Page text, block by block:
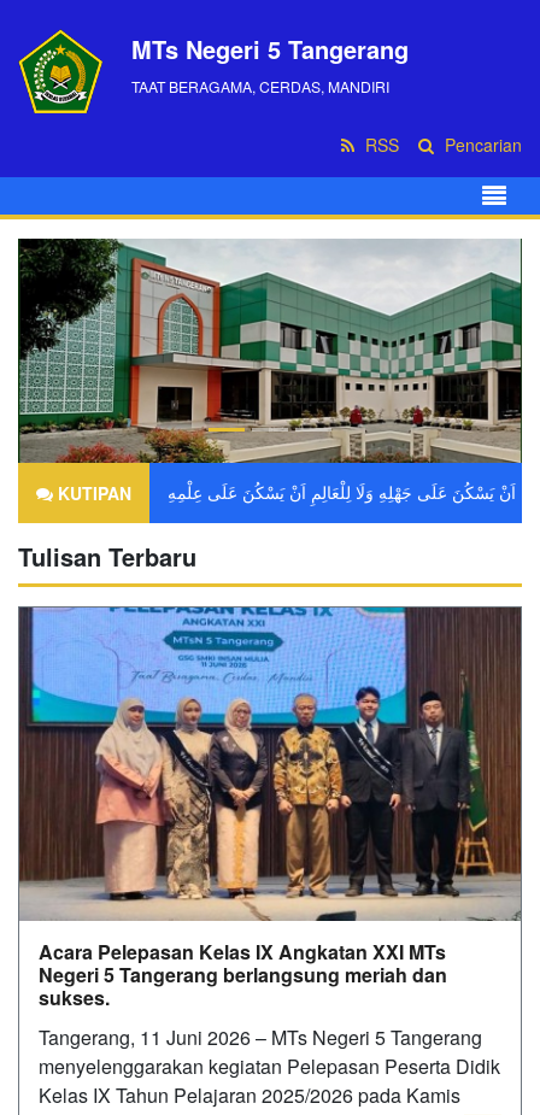
MTs Negeri 5 Tangerang
TAAT BERAGAMA, CERDAS, MANDIRI
RSS Pencarian
KUTIPAN
Tulisan Terbaru
Acara Pelepasan Kelas IX Angkatan XXI MTs
Negeri 5 Tangerang berlangsung meriah dan
sukses.
Tangerang, 11 Juni 2026 – MTs Negeri 5 Tangerang
menyelenggarakan kegiatan Pelepasan Peserta Didik
Kelas IX Tahun Pelajaran 2025/2026 pada Kamis